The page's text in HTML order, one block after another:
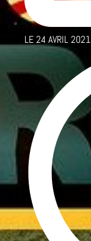
LE24 AVRIL 2021